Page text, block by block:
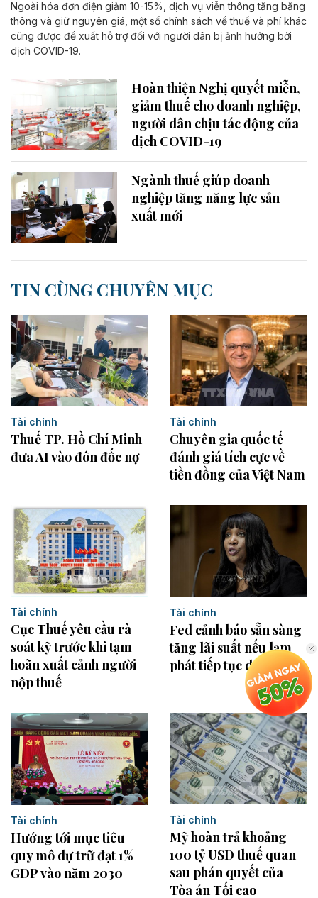
Ngoài hóa đơn điện giảm 10-15%, dịch vụ viễn thông tăng băng
thông và giữ nguyên giá, một số chính sách về thuế và phí khác
cũng được đề xuất hỗ trợ đối với người dân bị ảnh hưởng bởi
dịch COVID-19.
Hoàn thiện Nghị quyết miễn,
giảm thuế cho doanh nghiệp,
người dân chịu tác động của
dịch COVID-19
Ngành thuế giúp doanh
nghiệp tăng năng lực sản
xuất mới
TIN CÙNG CHUYÊN MỤC
Tài chính
Thuế TP. Hồ Chí Minh
đưa AI vào đôn đốc nợ
Tài chính
Chuyên gia quốc tế
đánh giá tích cực về
tiền đồng của Việt Nam
Tài chính
Cục Thuế yêu cầu rà
soát kỹ trước khi tạm
hoãn xuất cảnh người
nộp thuế
Tài chính
Fed cảnh báo sẵn sàng
tăng lãi suất nếu lạm
phát tiếp tục dai dẳng
Tài chính
Hướng tới mục tiêu
quy mô dự trữ đạt 1%
GDP vào năm 2030
Tài chính
Mỹ hoàn trả khoảng
100 tỷ USD thuế quan
sau phán quyết của
Tòa án Tối cao